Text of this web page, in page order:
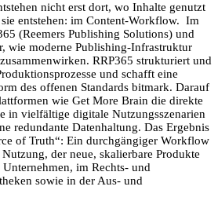
nicht erst dort, wo Inhalte genutzt
entstehen: im Content-Workflow. Im
(Reemers Publishing Solutions) und
wie moderne Publishing-Infrastruktur
RRP365 strukturiert und
und schafft eine
des offenen Standards bitmark. Darauf
wie Get More Brain die direkte
in vielfältige digitale Nutzungsszenarien
redundante Datenhaltung. Das Ergebnis
of Truth“: Ein durchgängiger Workflow
der neue, skalierbare Produkte
im Rechts- und
sowie in der Aus- und